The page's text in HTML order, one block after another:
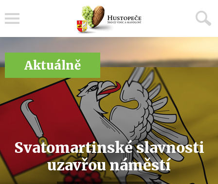
Aktuálně
Svatomartinské slavnosti
uzavřou náměstí